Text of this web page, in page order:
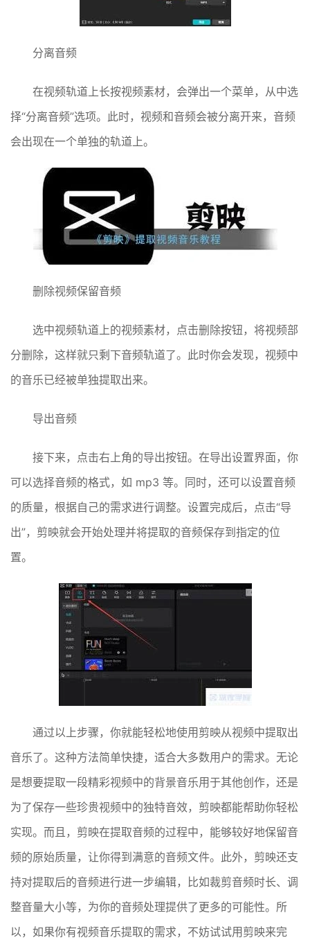
分离音频
在视频轨道上长按视频素材，会弹出一个菜单，从中选
择“分离音频”选项。此时，视频和音频会被分离开来，音频
会出现在一个单独的轨道上。
删除视频保留音频
选中视频轨道上的视频素材，点击删除按钮，将视频部
分删除，这样就只剩下音频轨道了。此时你会发现，视频中
的音乐已经被单独提取出来。
导出音频
接下来，点击右上角的导出按钮。在导出设置界面，你
可以选择音频的格式，如 mp3 等。同时，还可以设置音频
的质量，根据自己的需求进行调整。设置完成后，点击“导
出”，剪映就会开始处理并将提取的音频保存到指定的位
置。
通过以上步骤，你就能轻松地使用剪映从视频中提取出
音乐了。这种方法简单快捷，适合大多数用户的需求。无论
是想要提取一段精彩视频中的背景音乐用于其他创作，还是
为了保存一些珍贵视频中的独特音效，剪映都能帮助你轻松
实现。而且，剪映在提取音频的过程中，能够较好地保留音
频的原始质量，让你得到满意的音频文件。此外，剪映还支
持对提取后的音频进行进一步编辑，比如裁剪音频时长、调
整音量大小等，为你的音频处理提供了更多的可能性。所
以，如果你有视频音乐提取的需求，不妨试试用剪映来完